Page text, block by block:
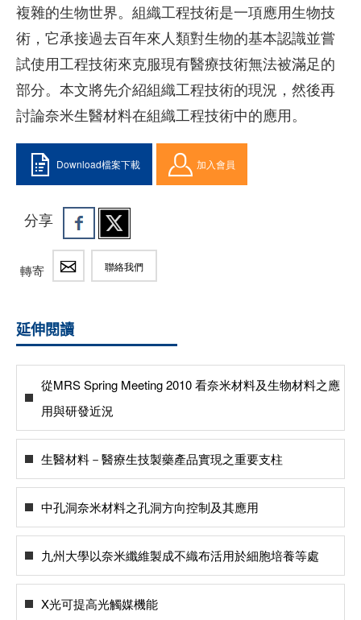
複雜的生物世界。組織工程技術是一項應用生物技
術，它承接過去百年來人類對生物的基本認識並嘗
試使用工程技術來克服現有醫療技術無法被滿足的
部分。本文將先介紹組織工程技術的現況，然後再
討論奈米生醫材料在組織工程技術中的應用。
Download檔案下載 加入會員
分享
轉寄 聯絡我們
延伸閱讀
從MRS Spring Meeting 2010 看奈米材料及生物材料之應
用與研發近況
生醫材料－醫療生技製藥產品實現之重要支柱
中孔洞奈米材料之孔洞方向控制及其應用
九州大學以奈米纖維製成不織布活用於細胞培養等處
X光可提高光觸媒機能